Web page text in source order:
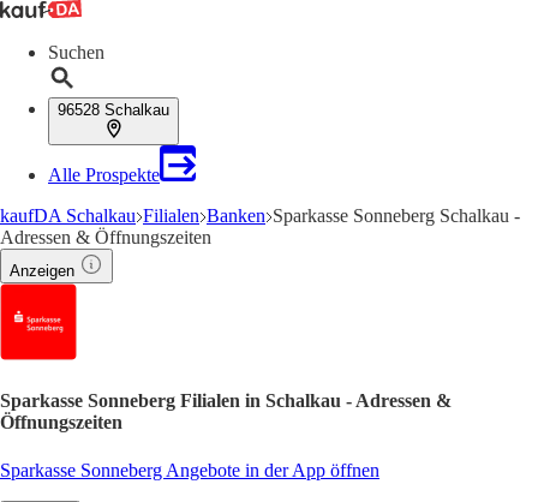
Suchen
96528 Schalkau
Alle Prospekte
kaufDA Schalkau Filialen Banken Sparkasse Sonneberg Schalkau -
Adressen & Öffnungszeiten
Anzeigen
Sparkasse Sonneberg Filialen in Schalkau - Adressen &
Öffnungszeiten
Sparkasse Sonneberg Angebote in der App öffnen